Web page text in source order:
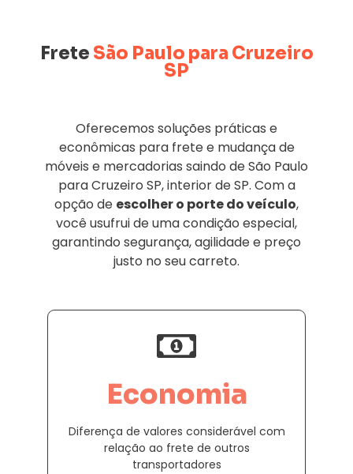
Frete São Paulo para Cruzeiro
SP
Oferecemos soluções práticas e
econômicas para frete e mudança de
móveis e mercadorias saindo de São Paulo
para Cruzeiro SP, interior de SP. Com a
opção de escolher o porte do veículo,
você usufrui de uma condição especial,
garantindo segurança, agilidade e preço
justo no seu carreto.
Economia
Diferença de valores considerável com
relação ao frete de outros
transportadores